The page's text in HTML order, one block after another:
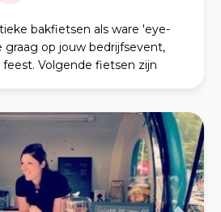
bakfietsen als ware 'eye-
op jouw bedrijfsevent,
Volgende fietsen zijn